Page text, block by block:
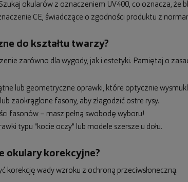
okularów z oznaczeniem UV400, co oznacza, że
CE, świadczące o zgodności produktu z
do kształtu twarzy?
zarówno dla wygody, jak i estetyki. Pamiętaj o
lub geometryczne oprawki, które optycznie
zaokrąglone fasony, aby złagodzić ostre rysy.
fasonów – masz pełną swobodę wyboru!
typu "kocie oczy" lub modele szersze u dołu.
okulary korekcyjne?
korekcję wady wzroku z ochroną przeciwsłoneczną.